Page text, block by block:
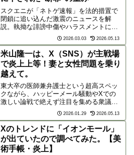
スクエニが「ネトゲ速報」を法的措置で
閉鎖に追い込んだ激震のニュースを解
説。執拗な誹謗中傷やハラスメントに対
し、企業が社員を守るため下した「断
罪」の重みとは？サイト閉鎖と解決金支
払いに至った経緯や、ネット社会の責任
ある発信の在り方を問います。
2026.03.03 2026.05.13
米山隆一は、X（SNS）が主戦場
で炎上上等！妻と女性問題を乗り
越えて。
東大卒の医師兼弁護士という超高スペッ
クながら、ハッピーメール騒動やXでの
激しい論戦で絶えず注目を集める衆議院
議員・米山隆一氏。妻・室井佑月氏との
エピソードや過去の炎上騒動、変遷する
政治的スタンスまで、波乱万丈な歩みと
人物像を徹底解説します。
2026.01.29 2026.05.13
Xのトレンドに「イオンモール」
が出ていたので調べてみた。【美
術手帳・炎上】